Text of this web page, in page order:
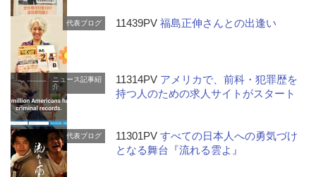
代表ブログ 11439PV福島正伸さんとの出逢い
ニュース記事紹
介
11314PV アメリカで、前科・犯罪歴を
持つ人のための求人サイトがスタート
代表ブログ 11301PVすべての日本人への勇気づけ
となる舞台『流れる雲よ』